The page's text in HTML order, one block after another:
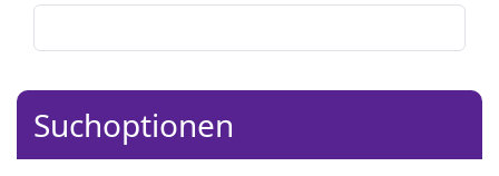
Suchoptionen